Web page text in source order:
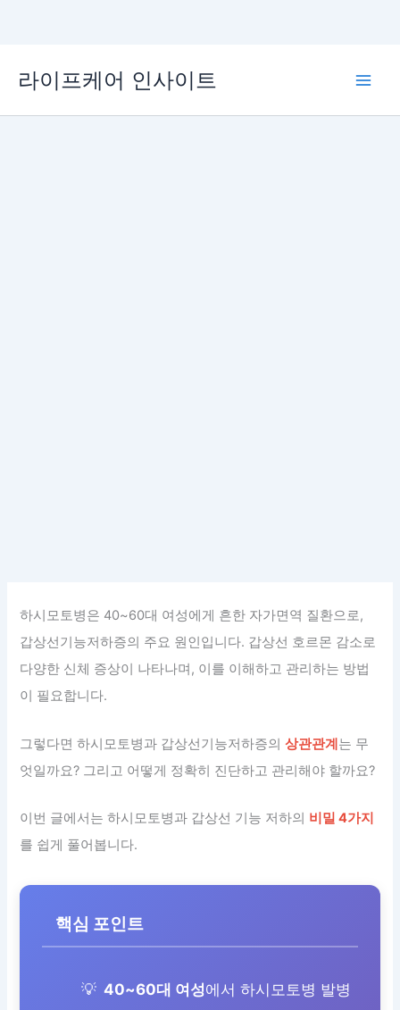
로
라이프케어 인사이트
하시모토병은 40~60대 여성에게 흔한 자가면역 질환으로,
갑상선기능저하증의 주요 원인입니다. 갑상선 호르몬 감소로
다양한 신체 증상이 나타나며, 이를 이해하고 관리하는 방법
이 필요합니다.
그렇다면 하시모토병과 갑상선기능저하증의상관관계는 무
엇일까요? 그리고 어떻게 정확히 진단하고 관리해야 할까요?
이번 글에서는 하시모토병과 갑상선 기능 저하의 비밀 4가지
를 쉽게 풀어봅니다.
핵심 포인트
40~60대 여성에서 하시모토병 발병